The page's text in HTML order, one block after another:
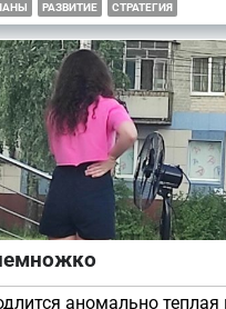
РАЗВИТИЕ СТРАТЕГИЯ
аномально теплая